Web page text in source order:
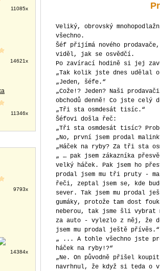
11085x
14621x
11346x
9793x
14384x
Veliký, obrovský
všechno.
Šéf přijímá nového
viděl, jak se osvědčí.
Po zavírací hodině si jej
„Tak kolik jste dnes udělal
„Jeden, šéfe.“
„Cože!? Jeden? Naši
obchodů denně! Co jste
„Tři sta osmdesát tisíc.“
Šéfovi došla řeč:
„Tři sta osmdesát tisíc?
„No, první jsem prodal
„Háček na ryby? Za tři sta
„ … pak jsem zákazníka
velký háček. Pak jsem ho
prodal jsem mu tři pruty -
řeči, zeptal jsem se, kde
sever. Tak jsem mu prodal
gumáky, protože tam dost
neberou, tak jsme šli vybrat
za auto - vylezlo z něj, že
jsem mu prodal ještě přívěs.“
„ ... A tohle všechno jste
háček na ryby!?“
„Ne. On původně přišel
navrhnul, že když si teda o